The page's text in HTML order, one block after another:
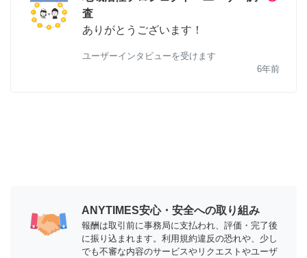
査
ありがとうございます！
ユーザーインタビューを受けます
6年前
ANYTIMES安心・安全への取り組み
報酬は取引前に事務局に支払われ、評価・完了後
に振り込まれます。利用規約違反の恐れや、少し
でも不審な内容のサービスやリクエストやユーザ